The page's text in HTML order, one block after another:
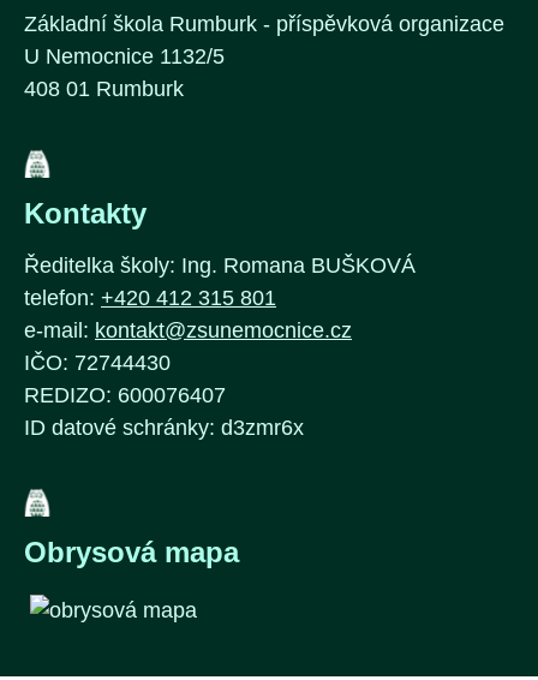
Základní škola Rumburk - příspěvková organizace
U Nemocnice 1132/5
408 01 Rumburk
Kontakty
Ředitelka školy: Ing. Romana BUŠKOVÁ
telefon: +420 412 315 801
e-mail: kontakt@zsunemocnice.cz
IČO: 72744430
REDIZO: 600076407
ID datové schránky: d3zmr6x
Obrysová mapa